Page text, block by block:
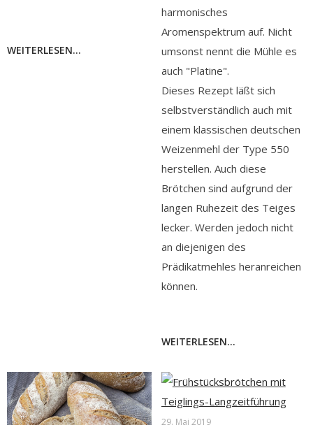
WEITERLESEN...
harmonisches
Aromenspektrum auf. Nicht
umsonst nennt die Mühle es
auch "Platine".
Dieses Rezept läßt sich
selbstverständlich auch mit
einem klassischen deutschen
Weizenmehl der Type 550
herstellen. Auch diese
Brötchen sind aufgrund der
langen Ruhezeit des Teiges
lecker. Werden jedoch nicht
an diejenigen des
Prädikatmehles heranreichen
können.
WEITERLESEN...
29. Mai 2019